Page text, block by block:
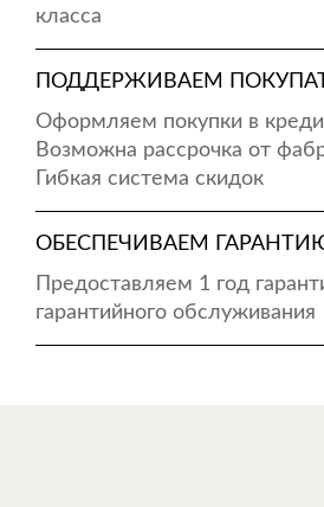
класса
ПОДДЕРЖИВАЕМ
Оформляем покупки в
Возможна рассрочка от
Гибкая система скидок
ОБЕСПЕЧИВАЕМ
Предоставляем 1 год
гарантийного обслуживания